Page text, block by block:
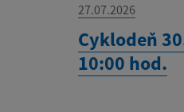
27.07.2026
Cyklodeň
10:00 hod.